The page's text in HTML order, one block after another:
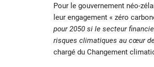
Pour le gouvernement néo-
leur engagement « zéro
pour 2050 si le secteur
risques climatiques au cœur
chargé du Changement